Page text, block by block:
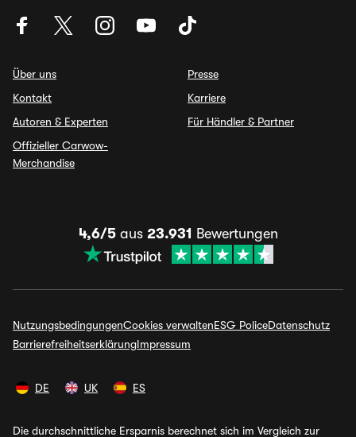
Über uns
Kontakt
Autoren & Experten
Offizieller Carwow-
Merchandise
Presse
Karriere
Für Händler & Partner
4,6/5aus 23.931 Bewertungen
NutzungsbedingungenCookies verwaltenESG PoliceDatenschutz
BarrierefreiheitserklärungImpressum
DE UK ES
Die durchschnittliche Ersparnis berechnet sich im Vergleich zur